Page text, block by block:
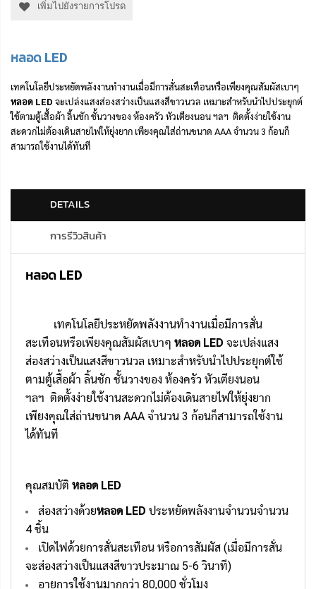
เพิ่มไปยังรายการโปรด
หลอด LED
เทคโนโลยีประหยัดพลังงานทำงานเมื่อมีการสั่นสะเทือนหรือเพียงคุณสัมผัสเบาๆ
หลอด LED จะเปล่งแสงส่องสว่างเป็นแสงสีขาวนวล เหมาะสำหรับนำไปประยุกต์
ใช้ตามตู้เสื้อผ้า ลิ้นชัก ชั้นวางของ ห้องครัว หัวเตียงนอน ฯลฯ ติดตั้งง่ายใช้งาน
สะดวกไม่ต้องเดินสายไฟให้ยุ่งยาก เพียงคุณใส่ถ่านขนาด AAA จำนวน 3 ก้อนก็
สามารถใช้งานได้ทันที
DETAILS
การรีวิวสินค้า
หลอด LED
เทคโนโลยีประหยัดพลังงานทำงานเมื่อมีการสั่น
สะเทือนหรือเพียงคุณสัมผัสเบาๆ หลอด LED จะเปล่งแสง
ส่องสว่างเป็นแสงสีขาวนวล เหมาะสำหรับนำไปประยุกต์ใช้
ตามตู้เสื้อผ้า ลิ้นชัก ชั้นวางของ ห้องครัว หัวเตียงนอน
ฯลฯ ติดตั้งง่ายใช้งานสะดวกไม่ต้องเดินสายไฟให้ยุ่งยาก
เพียงคุณใส่ถ่านขนาด AAA จำนวน 3 ก้อนก็สามารถใช้งาน
ได้ทันที
คุณสมบัติ หลอด LED
ส่องสว่างด้วยหลอด LED ประหยัดพลังงานจำนวนจำนวน
4 ชิ้น
เปิดไฟด้วยการสั่นสะเทือน หรือการสัมผัส (เมื่อมีการสั่น
จะส่องสว่างเป็นแสงสีขาวประมาณ 5-6 วินาที)
อายุการใช้งานมากกว่า 80,000 ชั่วโมง